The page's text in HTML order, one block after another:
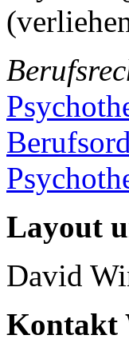
Layout
David
Kontakt